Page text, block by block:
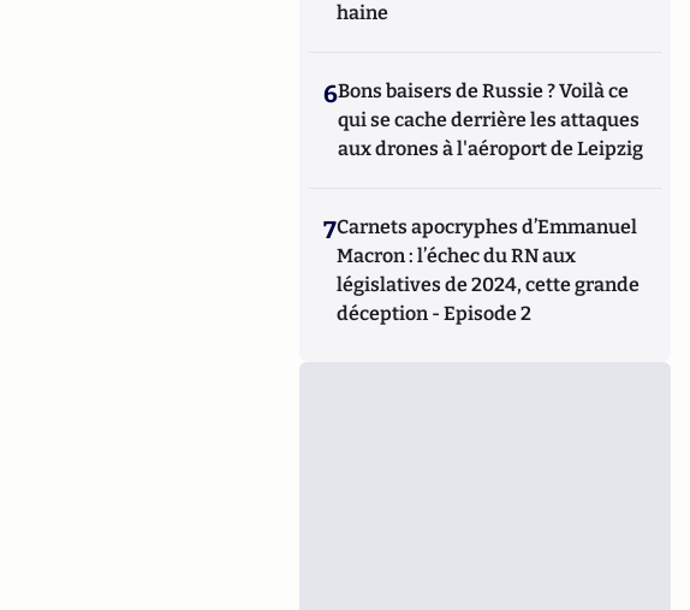
haine
6Bons baisers de Russie ? Voilà ce
qui se cache derrière les attaques
aux drones à l'aéroport de Leipzig
7Carnets apocryphes d’Emmanuel
Macron : l’échec du RN aux
législatives de 2024, cette grande
déception - Episode 2